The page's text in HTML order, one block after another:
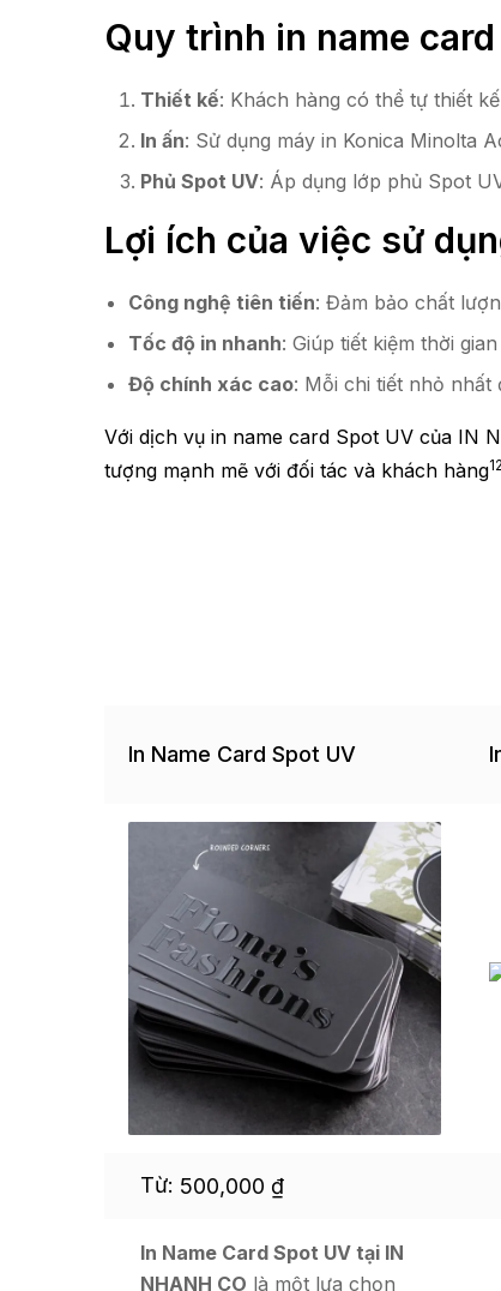
Quy trình in name
Thiết kế: Khách hàng có thể tự thiết
In ấn: Sử dụng máy in Konica Minolta
Phủ Spot UV: Áp dụng lớp phủ Spot
Lợi ích của việc sử
Công nghệ tiên tiến: Đảm bảo chất
Tốc độ in nhanh: Giúp tiết kiệm thời
Độ chính xác cao: Mỗi chi tiết nhỏ
Với dịch vụ in name card Spot UV của IN
tượng mạnh mẽ với đối tác và khách hàng12
In Name Card Spot UV
Từ: 500,000 ₫
In Name Card Spot UV tại IN
NHANH CO là một lựa chọn